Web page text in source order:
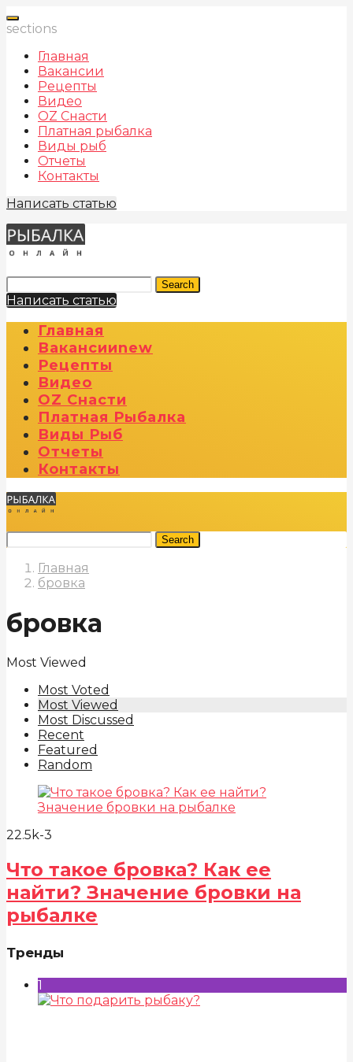
sections
Главная
Вакансии
Рецепты
Видео
OZ Снасти
Платная рыбалка
Виды рыб
Отчеты
Контакты
Написать статью
Search
Написать статью
Главная
ВакансииNew
Рецепты
Видео
OZ Снасти
Платная Рыбалка
Виды Рыб
Отчеты
Контакты
Search
Главная
бровка
бровка
Most Viewed
Most Voted
Most Viewed
Most Discussed
Recent
Featured
Random
22.5k-3
Что такое бровка? Как ее
найти? Значение бровки на
рыбалке
Тренды
1